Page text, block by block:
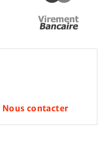
Nous contacter